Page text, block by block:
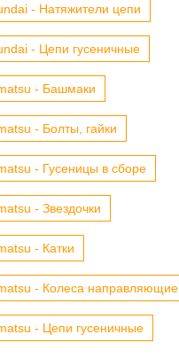
- Натяжители цепи
- Цепи гусеничные
- Башмаки
- Болты, гайки
- Гусеницы в сборе
- Звездочки
- Катки
- Колеса направляющие
- Цепи гусеничные